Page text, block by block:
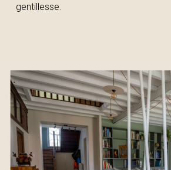
gentillesse.